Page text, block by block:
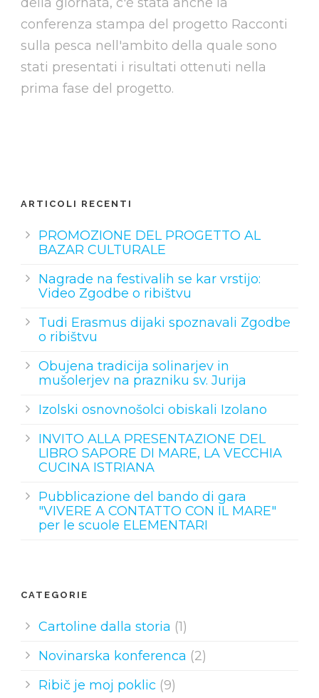
conferenza stampa del progetto Racconti
sulla pesca nell'ambito della quale sono
stati presentati i risultati ottenuti nella
prima fase del progetto.
ARTICOLI RECENTI
PROMOZIONE DEL PROGETTO AL
BAZAR CULTURALE
Nagrade na festivalih se kar vrstijo:
Video Zgodbe o ribištvu
Tudi Erasmus dijaki spoznavali Zgodbe
o ribištvu
Obujena tradicija solinarjev in
mušolerjev na prazniku sv. Jurija
Izolski osnovnošolci obiskali Izolano
INVITO ALLA PRESENTAZIONE DEL
LIBRO SAPORE DI MARE, LA VECCHIA
CUCINA ISTRIANA
Pubblicazione del bando di gara
"VIVERE A CONTATTO CON IL MARE"
per le scuole ELEMENTARI
CATEGORIE
Cartoline dalla storia (1)
Novinarska konferenca (2)
Ribič je moj poklic (9)